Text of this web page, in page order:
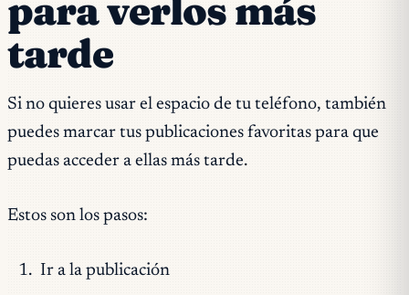
para verlos más
tarde
Si no quieres usar el espacio de tu teléfono, también
puedes marcar tus publicaciones favoritas para que
puedas acceder a ellas más tarde.
Estos son los pasos:
Ir a la publicación